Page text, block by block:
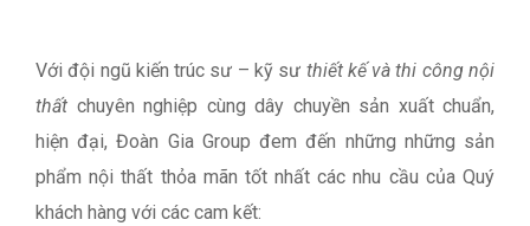
Với đội ngũ kiến trúc sư – kỹ sư thiết kế và thi công nội
thất chuyên nghiệp cùng dây chuyền sản xuất chuẩn,
hiện đại, Đoàn Gia Group đem đến những những sản
phẩm nội thất thỏa mãn tốt nhất các nhu cầu của Quý
khách hàng với các cam kết: